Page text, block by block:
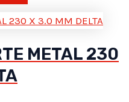
METAL 230